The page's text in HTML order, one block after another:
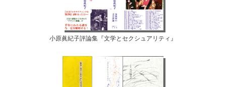
小原眞紀子評論集『文学とセクシュアリティ』